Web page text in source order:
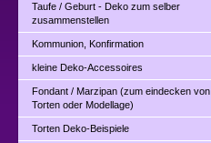
Taufe / Geburt - Deko zum selber
zusammenstellen
Kommunion, Konfirmation
kleine Deko-Accessoires
Fondant / Marzipan (zum eindecken von
Torten oder Modellage)
Torten Deko-Beispiele